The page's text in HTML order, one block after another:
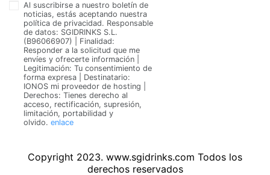
Al suscribirse a nuestro boletín de
noticias, estás aceptando nuestra
política de privacidad. Responsable
de datos: SGIDRINKS S.L.
(B96066907) | Finalidad:
Responder a la solicitud que me
envíes y ofrecerte información |
Legitimación: Tu consentimiento de
forma expresa | Destinatario:
IONOS mi proveedor de hosting |
Derechos: Tienes derecho al
acceso, rectificación, supresión,
limitación, portabilidad y
olvido. enlace
Copyright 2023. www.sgidrinks.com Todos los
derechos reservados